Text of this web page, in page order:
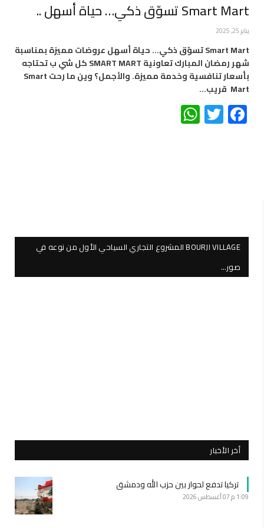
Smart Mart تسوّق ذكي… حياة أسهل ..
يناير 25, 2025
Smart Mart تسوّق ذكي… حياة أسهل عروضات مميزة بمناسبة
شهر رمضان المبارك تعاونية SMART MART كل شي ب تحتاجه
بأسعار تنافسية وخدمة مميزة. والأجمل؟ وين ما رحت Smart
Mart قريب…
Facebook
Twitter
BOURJI VILLAGE المشروع التجاري السياحي الأول من نوعه في
صور…
أخر الأخبار
تركيا تدفع لحوار بين حزب الله ودمشق
1:09 م 07 أغسطس 2026